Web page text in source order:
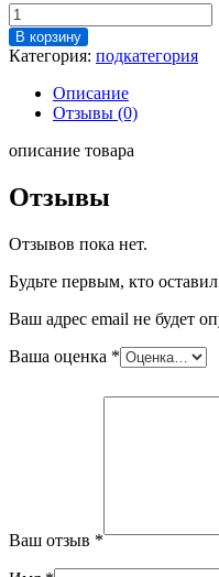
Количество
товара
Подшипник
29мм)
В корзину
Категория: подкатегория
Описание
Отзывы (0)
описание товара
Отзывы
Отзывов пока нет.
Будьте первым, кто
Ваш адрес email не будет
Ваша оценка *
Ваш отзыв *